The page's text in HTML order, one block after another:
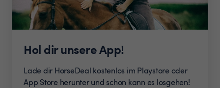
Hol dir unsere App!
Lade dir HorseDeal kostenlos im Playstore oder
App Store herunter und schon kann es losgehen!